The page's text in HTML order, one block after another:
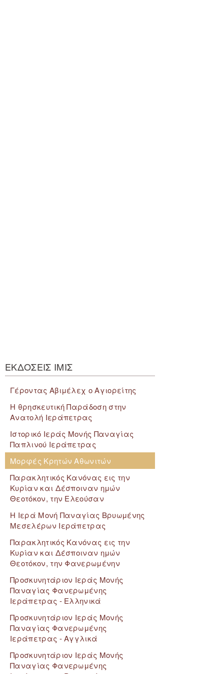
ΕΚΔΟΣΕΙΣ ΙΜΙΣ
Γέροντας Αβιμέλεχ ο Αγιορείτης
Η θρησκευτική Παράδοση στην
Ανατολή Ιεράπετρας
Ιστορικό Ιεράς Μονής Παναγίας
Παπλινού Ιεράπετρας
Μορφές Κρητών Αθωνιτών
Παρακλητικός Κανόνας εις την
Κυρίαν και Δέσποιναν ημών
Θεοτόκον, την Ελεούσαν
Η Ιερά Μονή Παναγίας Βρυωμένης
Μεσελέρων Ιεράπετρας
Παρακλητικός Κανόνας εις την
Κυρίαν και Δέσποιναν ημών
Θεοτόκον, την Φανερωμένην
Προσκυνητάριον Ιεράς Μονής
Παναγίας Φανερωμένης
Ιεράπετρας - Ελληνικά
Προσκυνητάριον Ιεράς Μονής
Παναγίας Φανερωμένης
Ιεράπετρας - Αγγλικά
Προσκυνητάριον Ιεράς Μονής
Παναγίας Φανερωμένης